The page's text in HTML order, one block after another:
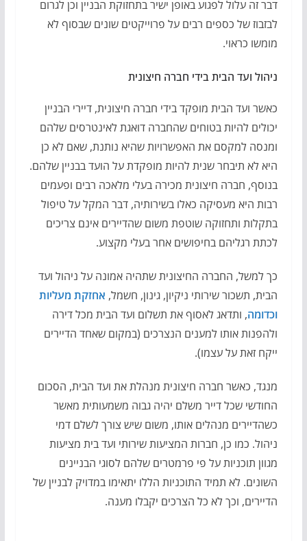
דבר זה עלול לפגוע באופן ישיר בתחזוקת הבניין וכן לגרום
לבזבוז של כספים רבים על פרוייקטים שונים שבסוף לא
מומשו כראוי.
ניהול ועד הבית בידי חברה חיצונית
כאשר ועד הבית מופקד בידי חברה חיצונית, דיירי הבניין
יכולים להיות בטוחים שהחברה דואגת לאינטרסים שלהם
ומנסה למקסם את האפשרויות שהיא נותנת, שאם לא כן
היא לא תיבחר שנית להיות מופקדת על הועד בבניין שלהם.
בנוסף, חברה חיצונית מכירה בעלי מלאכה רבים ופעמים
רבות היא מעסיקה כאלו בשירותיה, דבר המקל על טיפול
בתקלות ותחזוקה שוטפת משום שהדיירים אינם צריכים
לכתת רגליהם בחיפושים אחר בעלי מקצוע.
כך למשל, החברה החיצונית שתהיה אמונה על ניהול ועד
הבית, תשכור שירותי ניקיון, גינון, חשמל, אחזקת מעליות
וכדומה, ותדאג לאסוף את תשלום ועד הבית מכל דירה
ולהפנות אותו למענים הנצרכים (במקום שאחד הדיירים
ייקח זאת על עצמו).
מנגד, כאשר חברה חיצונית מנהלת את ועד הבית, הסכום
החודשי שכל דייר משלם יהיה גבוה משמעותית מאשר
כשהדיירים מנהלים אותו, משום שיש צורך לשלם דמי
ניהול. כמו כן, חברות המציעות שירותי ועד בית מציעות
מגוון תוכניות על פי פרמטרים שלהם לסוגי הבניינים
השונים. לא תמיד התוכניות הללו יתאימו במדויק לבניין של
הדיירים, וכך לא כל הצרכים יקבלו מענה.